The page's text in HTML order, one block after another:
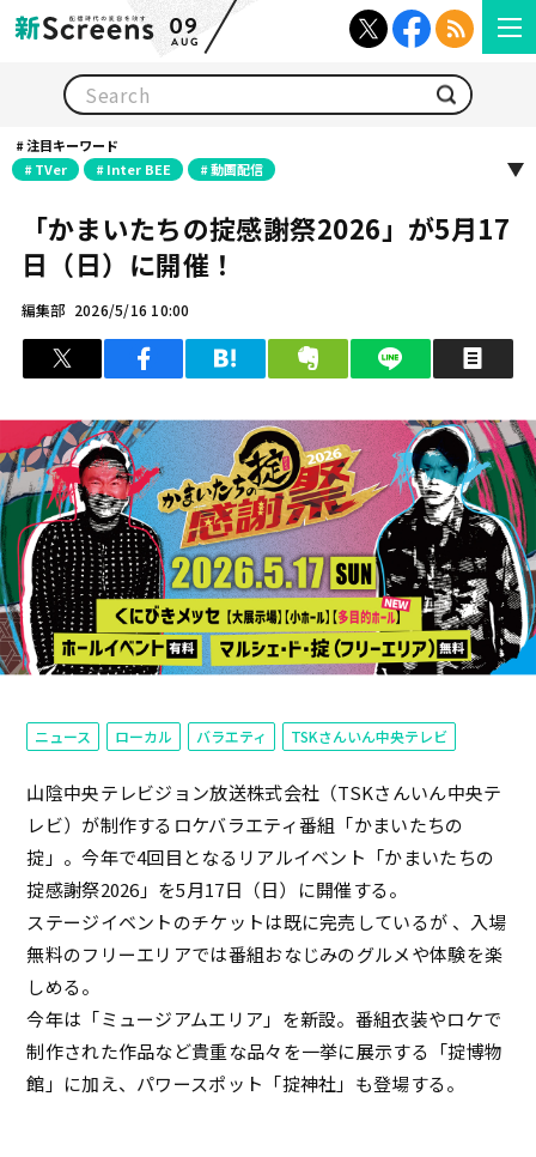
09
AUG
注目キーワード
TVer
Inter BEE 動画配信
「かまいたちの掟感謝祭2026」が5月17
日（日）に開催！
編集部 2026/5/16 10:00
ツイート シェア はてブ クリップ LINEで送る
ニュース ローカル バラエティ TSKさんいん中央テレビ
山陰中央テレビジョン放送株式会社（TSKさんいん中央テ
レビ）が制作するロケバラエティ番組「かまいたちの
掟」。今年で4回目となるリアルイベント「かまいたちの
掟感謝祭2026」を5月17日（日）に開催する。
ステージイベントのチケットは既に完売しているが 、入場
無料のフリーエリアでは番組おなじみのグルメや体験を楽
しめる。
今年は「ミュージアムエリア」を新設。番組衣装やロケで
制作された作品など貴重な品々を一挙に展示する「掟博物
館」に加え、パワースポット「掟神社」も登場する。